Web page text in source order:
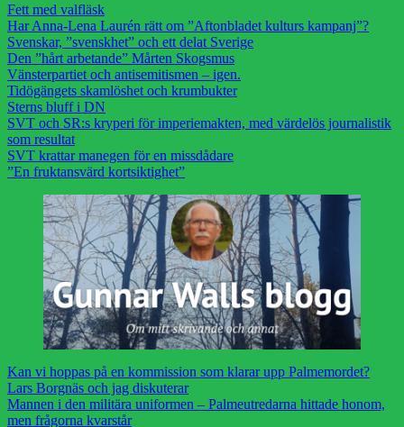
Fett med valfläsk
Har Anna-Lena Laurén rätt om ”Aftonbladet kulturs kampanj”?
Svenskar, ”svenskhet” och ett delat Sverige
Den ”hårt arbetande” Mårten Skogsmus
Vänsterpartiet och antisemitismen – igen.
Tidögängets skamlöshet och krumbukter
Sterns bluff i DN
SVT och SR:s kryperi för imperiemakten, med värdelös journalistik
som resultat
SVT krattar manegen för en missdådare
”En fruktansvärd kortsiktighet”
Kan vi hoppas på en kommission som klarar upp Palmemordet?
Lars Borgnäs och jag diskuterar
Mannen i den militära uniformen – Palmeutredarna hittade honom,
men frågorna kvarstår